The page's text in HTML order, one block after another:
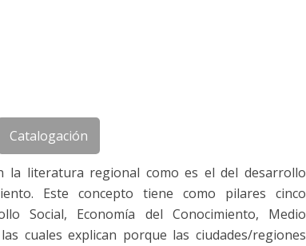
Catalogación
la literatura regional como es el del desarrollo
Este concepto tiene como pilares cinco
Social, Economía del Conocimiento, Medio
cuales explican porque las ciudades/regiones